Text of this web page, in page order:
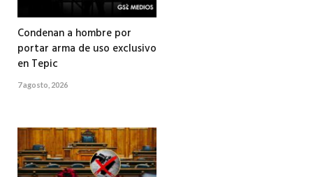
Condenan a hombre por
portar arma de uso exclusivo
en Tepic
7 agosto, 2026